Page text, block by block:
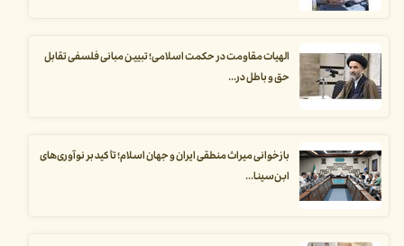
الهیات مقاومت در حکمت اسلامی؛ تبیین مبانی فلسفی تقابل
حق و باطل در...
بازخوانی میراث منطقی ایران و جهان اسلام؛ تأکید بر نوآوری‌های
ابن‌سینا...